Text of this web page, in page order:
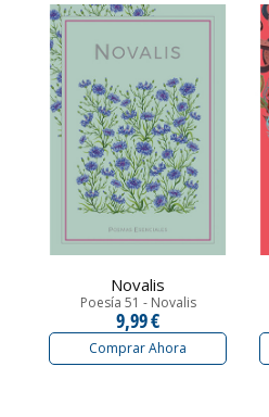
Novalis
Poesía 51 - Novalis
9,99 €
Comprar Ahora